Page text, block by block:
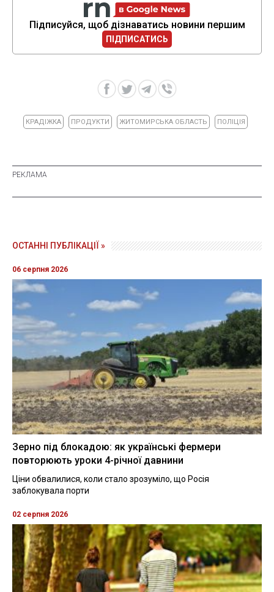
Підписуйся, щоб дізнаватись новини першим
ПІДПИСАТИСЬ
КРАДІЖКА ПРОДУКТИ ЖИТОМИРСЬКА ОБЛАСТЬ ПОЛІЦІЯ
ОСТАННІ ПУБЛІКАЦІЇ »
06 серпня 2026
Зерно під блокадою: як українські фермери
повторюють уроки 4-річної давнини
Ціни обвалилися, коли стало зрозуміло, що Росія
заблокувала порти
02 серпня 2026